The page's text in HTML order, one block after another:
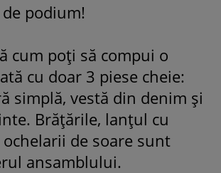
podium!
cum poţi să compui o
cu doar 3 piese cheie:
simplă, vestă din denim şi
Brăţările, lanţul cu
de soare sunt
ansamblului.